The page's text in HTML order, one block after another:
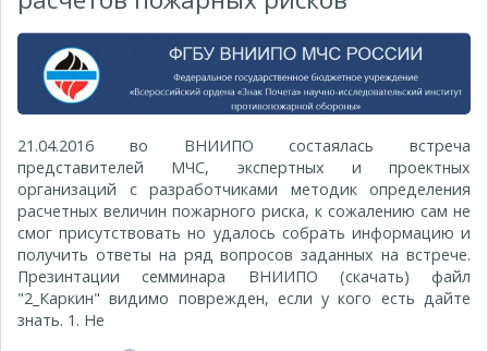
21.04.2016 во ВНИИПО состаялась встреча
представителей МЧС, экспертных и проектных
организаций с разработчиками методик определения
расчетных величин пожарного риска, к сожалению сам не
смог присутствовать но удалось собрать информацию и
получить ответы на ряд вопросов заданных на встрече.
Презинтации семминара ВНИИПО (скачать) файл
"2_Каркин" видимо поврежден, если у кого есть дайте
знать. 1. Не